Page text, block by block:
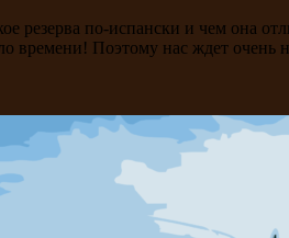
резерва по-испански и чем она
времени! Поэтому нас ждет